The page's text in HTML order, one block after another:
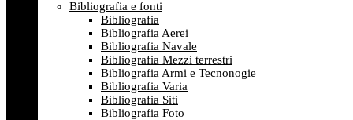
Bibliografia e fonti
Bibliografia
Bibliografia Aerei
Bibliografia Navale
Bibliografia Mezzi terrestri
Bibliografia Armi e Tecnonogie
Bibliografia Varia
Bibliografia Siti
Bibliografia Foto